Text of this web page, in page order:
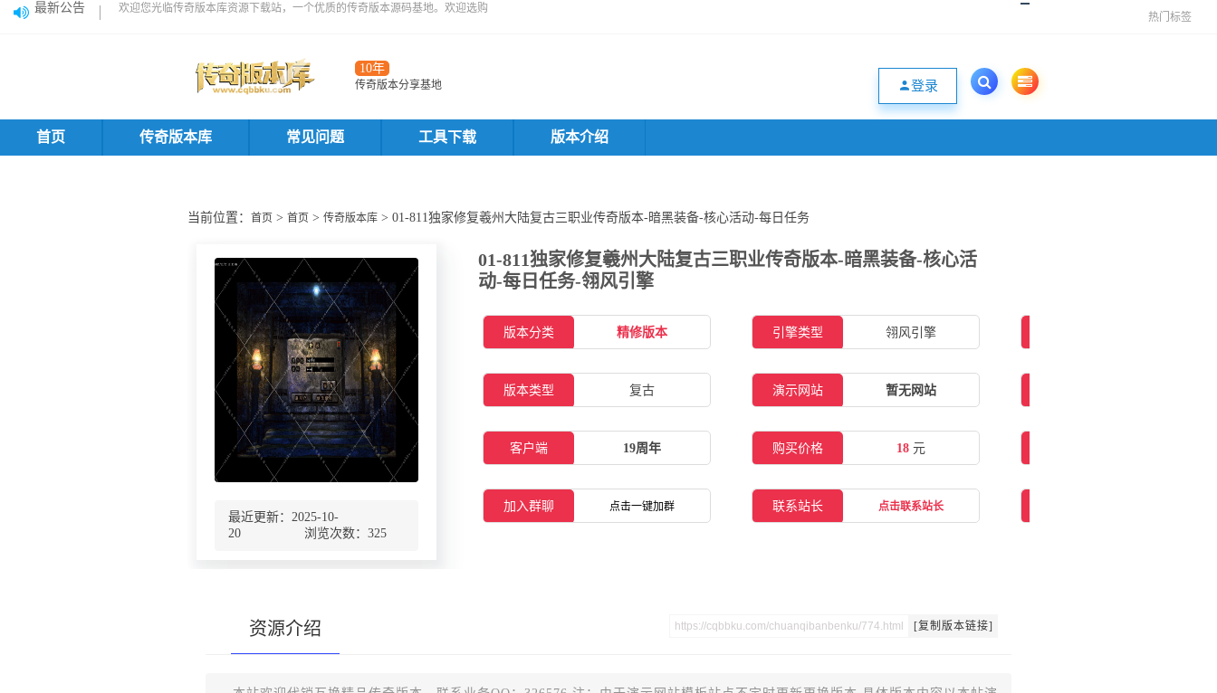
最新公告 欢迎您光临传奇版本库资源下载站，一个优质的传奇版本源码基地。欢迎选购
热门标签
10年
传奇版本分享基地 登录
首页 传奇版本库 常见问题 工具下载 版本介绍
当前位置： 首页 > 首页 > 传奇版本库 > 01-811独家修复羲州大陆复古三职业传奇版本-暗黑装备-核心活动-每日任务
最近更新：2025-10-
20 浏览次数： 325
01-811独家修复羲州大陆复古三职业传奇版本-暗黑装备-核心活
动-每日任务-翎风引擎
版本分类 精修版本 引擎类型 翎风引擎
版本类型 复古 演示网站 暂无网站
客户端 19周年 购买价格 18 元
加入群聊 点击一键加群 联系站长 点击联系站长
资源介绍 [复制版本链接]